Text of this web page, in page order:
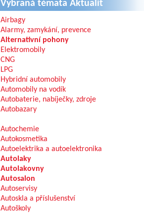
Vybraná témata Aktualit
Airbagy
Alarmy, zamykání, prevence
Alternativní pohony
Elektromobily
CNG
LPG
Hybridní automobily
Automobily na vodík
Autobaterie, nabíječky, zdroje
Autobazary
Autochemie
Autokosmetika
Autoelektrika a autoelektronika
Autolaky
Autolakovny
Autosalon
Autoservisy
Autoskla a příslušenství
Autoškoly